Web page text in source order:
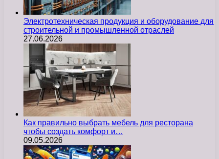
Электротехническая продукция и оборудование для
строительной и промышленной отраслей
27.06.2026
Как правильно выбрать мебель для ресторана
чтобы создать комфорт и…
09.05.2026